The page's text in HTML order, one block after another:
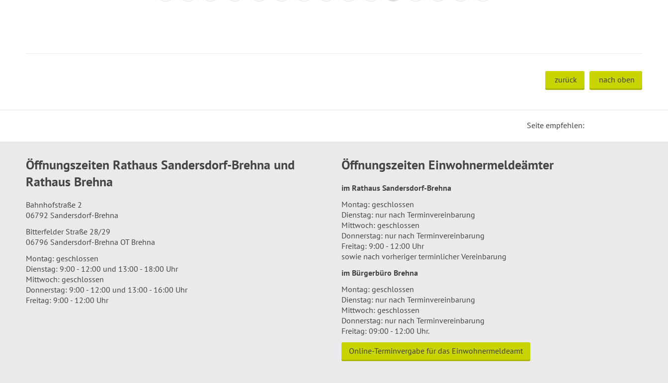
zurück nach oben
Seite empfehlen:
Öffnungszeiten Rathaus Sandersdorf-Brehna und
Rathaus Brehna
Bahnhofstraße 2
06792 Sandersdorf-Brehna
Bitterfelder Straße 28/29
06796 Sandersdorf-Brehna OT Brehna
Montag: geschlossen
Dienstag: 9:00 - 12:00 und 13:00 - 18:00 Uhr
Mittwoch: geschlossen
Donnerstag: 9:00 - 12:00 und 13:00 - 16:00 Uhr
Freitag: 9:00 - 12:00 Uhr
Öffnungszeiten Einwohnermeldeämter
im Rathaus Sandersdorf-Brehna
Montag: geschlossen
Dienstag: nur nach Terminvereinbarung
Mittwoch: geschlossen
Donnerstag: nur nach Terminvereinbarung
Freitag: 9:00 - 12:00 Uhr
sowie nach vorheriger terminlicher Vereinbarung
im Bürgerbüro Brehna
Montag: geschlossen
Dienstag: nur nach Terminvereinbarung
Mittwoch: geschlossen
Donnerstag: nur nach Terminvereinbarung
Freitag: 09:00 - 12:00 Uhr.
Online-Terminvergabe für das Einwohnermeldeamt